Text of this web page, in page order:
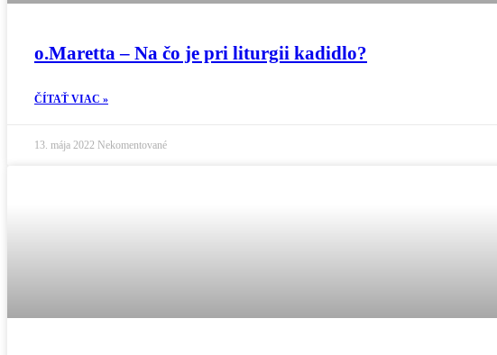
o.Maretta – Na čo je pri liturgii kadidlo?
ČÍTAŤ VIAC »
13. mája 2022 Nekomentované